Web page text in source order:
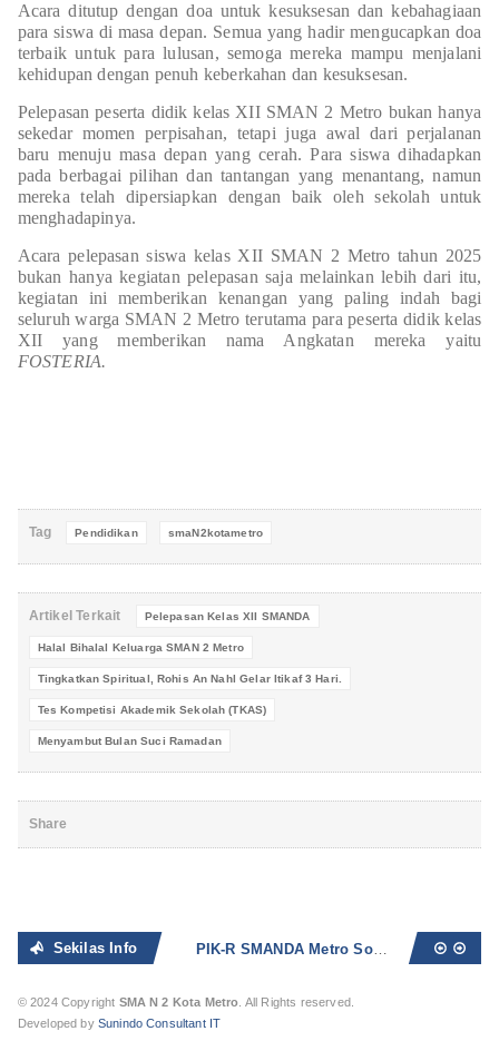
Acara ditutup dengan doa untuk kesuksesan dan kebahagiaan
para siswa di masa depan. Semua yang hadir mengucapkan doa
terbaik untuk para lulusan, semoga mereka mampu menjalani
kehidupan dengan penuh keberkahan dan kesuksesan.
Pelepasan peserta didik kelas XII SMAN 2 Metro bukan hanya
sekedar momen perpisahan, tetapi juga awal dari perjalanan
baru menuju masa depan yang cerah. Para siswa dihadapkan
pada berbagai pilihan dan tantangan yang menantang, namun
mereka telah dipersiapkan dengan baik oleh sekolah untuk
menghadapinya.
Acara pelepasan siswa kelas XII SMAN 2 Metro tahun 2025
bukan hanya kegiatan pelepasan saja melainkan lebih dari itu,
kegiatan ini memberikan kenangan yang paling indah bagi
seluruh warga SMAN 2 Metro terutama para peserta didik kelas
XII yang memberikan nama Angkatan mereka yaitu
FOSTERIA.
Tag Pendidikan smaN2kotametro
Artikel Terkait Pelepasan Kelas XII SMANDA
Halal Bihalal Keluarga SMAN 2 Metro
Tingkatkan Spiritual, Rohis An Nahl Gelar Itikaf 3 Hari.
Tes Kompetisi Akademik Sekolah (TKAS)
Menyambut Bulan Suci Ramadan
Share
Sekilas Info PIK-R SMANDA Metro Sosialisasikan Bahaya Seks Bebas dan Narkoba
© 2024 Copyright SMA N 2 Kota Metro. All Rights reserved.
Developed by Sunindo Consultant IT